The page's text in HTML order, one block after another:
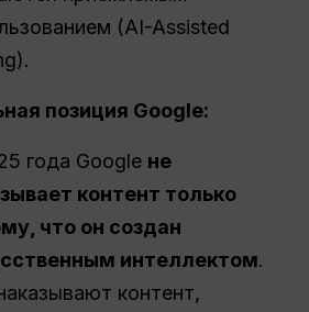
(AI-Assisted
позиция Google:
года Google не
контент только
что он создан
интеллектом.
контент,